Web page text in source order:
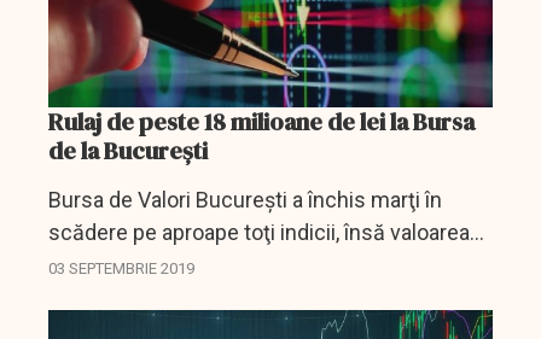
Rulaj de peste 18 milioane de lei la Bursa
de la București
Bursa de Valori Bucureşti a închis marţi în
scădere pe aproape toţi indicii, însă valoarea
totală a tranzacţiilor a crescut uşor la 18,03
03 SEPTEMBRIE 2019